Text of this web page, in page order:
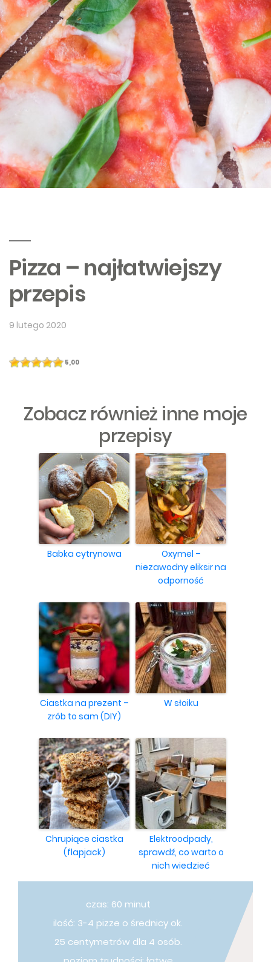
Pizza – najłatwiejszy
przepis
9 lutego 2020
5,00
Zobacz również inne moje
przepisy
Babka cytrynowa
Oxymel –
niezawodny eliksir na
odporność
Ciastka na prezent –
zrób to sam (DIY)
W słoiku
Chrupiące ciastka
(flapjack)
Elektroodpady,
sprawdź, co warto o
nich wiedzieć
czas: 60 minut
ilość: 3-4 pizze o średnicy ok.
25 centymetrów dla 4 osób.